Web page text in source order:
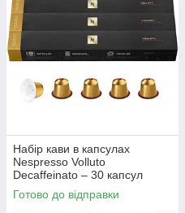
Набір кави в капсулах
Nespresso Volluto
Decaffeinato – 30 капсул
Готово до відправки